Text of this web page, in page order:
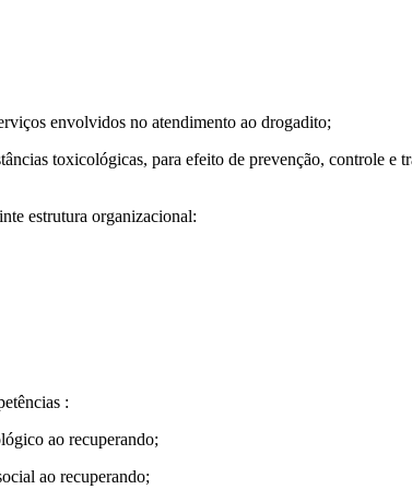
envolvidos no atendimento ao drogadito;
toxicológicas, para efeito de prevenção, controle e
estrutura organizacional:
:
ao recuperando;
ao recuperando;